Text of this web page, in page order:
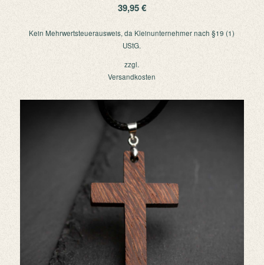
39,95€
Kein Mehrwertsteuerausweis, da Kleinunternehmer nach §19 (1)
UStG.
zzgl.
Versandkosten